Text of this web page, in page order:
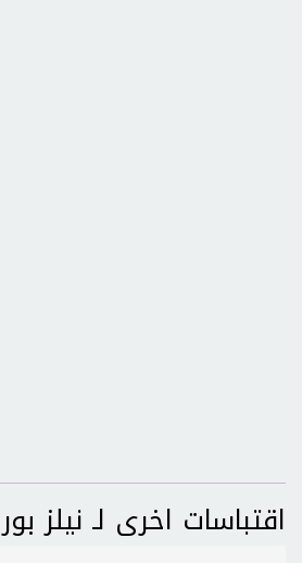
اقتباسات اخرى لـ نيلز بور